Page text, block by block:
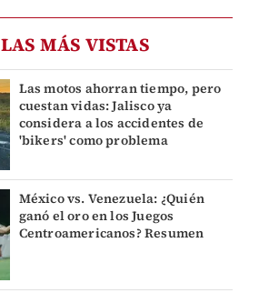
LAS MÁS VISTAS
Las motos ahorran tiempo, pero
cuestan vidas: Jalisco ya
considera a los accidentes de
'bikers' como problema
México vs. Venezuela: ¿Quién
ganó el oro en los Juegos
Centroamericanos? Resumen